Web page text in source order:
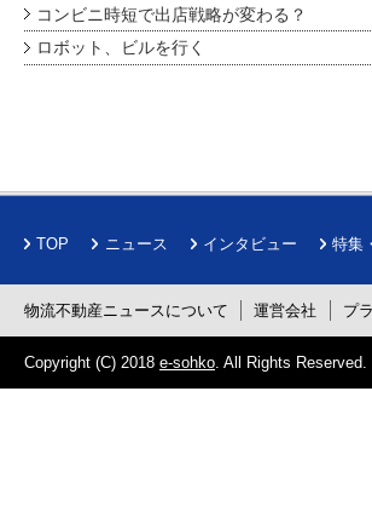
コンビニ時短で出店戦略が変わる？
ロボット、ビルを行く
TOP ニュース インタビュー 特集
物流不動産ニュースについて 運営会社 プ
Copyright (C) 2018 e-sohko . All Rights Reserved.